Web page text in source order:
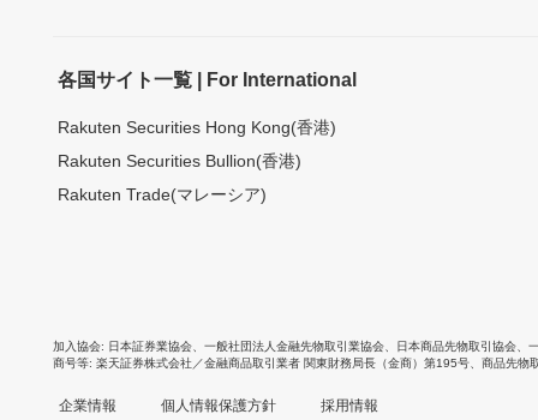
各国サイト一覧 | For International
Rakuten Securities Hong Kong(香港)
Rakuten Securities Bullion(香港)
Rakuten Trade(マレーシア)
加入協会 日本証券業協会 一般社団法人金融先物取引業協会 日本商品先物取引協会
商号等 楽天証券株式会社／金融商品取引業者 関東財務局長（金商）第195号、商品先物
企業情報 個人情報保護方針 採用情報